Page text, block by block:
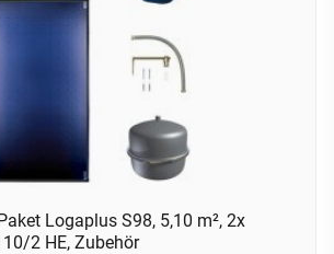
Logaplus S98, 5,10 m², 2x
2 HE, Zubehör